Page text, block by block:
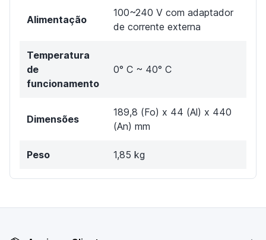
Alimentação
100~240 V com adaptador
de corrente externa
Temperatura
de
funcionamento
0° C ~ 40° C
Dimensões
189,8 (Fo) x 44 (Al) x 440
(An) mm
Peso 1,85 kg